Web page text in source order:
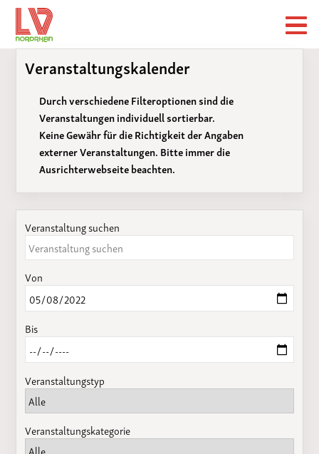
Veranstaltungskalender
Durch verschiedene Filteroptionen sind die
Veranstaltungen individuell sortierbar.
Keine Gewähr für die Richtigkeit der Angaben
externer Veranstaltungen. Bitte immer die
Ausrichterwebseite beachten.
Veranstaltung suchen
Von
Bis
Veranstaltungstyp
Veranstaltungskategorie